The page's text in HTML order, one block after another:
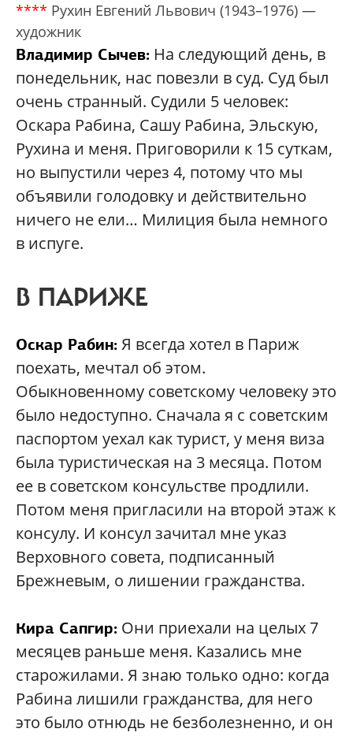
**** Рухин Евгений Львович (1943–1976) —
художник
Владимир Сычев: На следующий день, в
понедельник, нас повезли в суд. Суд был
очень странный. Судили 5 человек:
Оскара Рабина, Сашу Рабина, Эльскую,
Рухина и меня. Приговорили к 15 суткам,
но выпустили через 4, потому что мы
объявили голодовку и действительно
ничего не ели… Милиция была немного
в испуге.
В ПАРИЖЕ
Оскар Рабин:Я всегда хотел в Париж
поехать, мечтал об этом.
Обыкновенному советскому человеку это
было недоступно. Сначала я с советским
паспортом уехал как турист, у меня виза
была туристическая на 3 месяца. Потом
ее в советском консульстве продлили.
Потом меня пригласили на второй этаж к
консулу. И консул зачитал мне указ
Верховного совета, подписанный
Брежневым, о лишении гражданства.
Кира Сапгир: Они приехали на целых 7
месяцев раньше меня. Казались мне
старожилами. Я знаю только одно: когда
Рабина лишили гражданства, для него
это было отнюдь не безболезненно, и он